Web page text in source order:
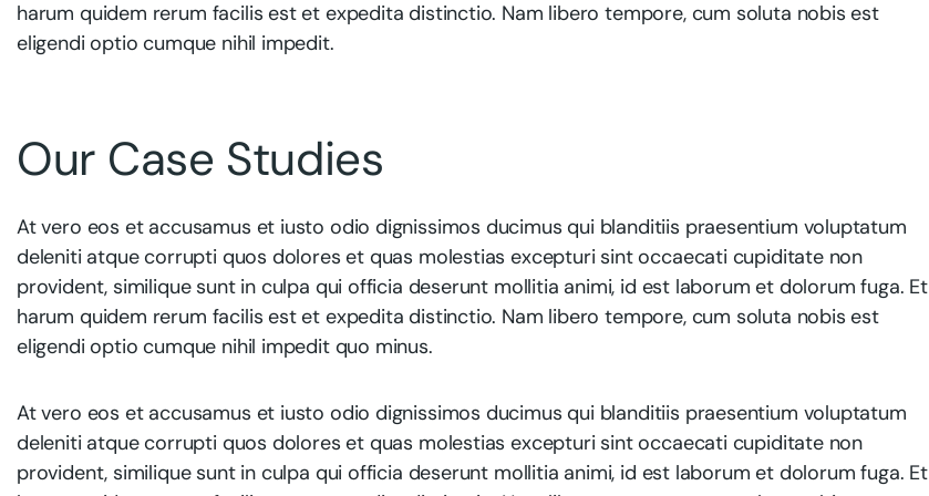
harum quidem rerum facilis est et expedita distinctio. Nam libero tempore, cum soluta nobis est
eligendi optio cumque nihil impedit.
Our Case Studies
At vero eos et accusamus et iusto odio dignissimos ducimus qui blanditiis praesentium voluptatum
deleniti atque corrupti quos dolores et quas molestias excepturi sint occaecati cupiditate non
provident, similique sunt in culpa qui officia deserunt mollitia animi, id est laborum et dolorum fuga. Et
harum quidem rerum facilis est et expedita distinctio. Nam libero tempore, cum soluta nobis est
eligendi optio cumque nihil impedit quo minus.
At vero eos et accusamus et iusto odio dignissimos ducimus qui blanditiis praesentium voluptatum
deleniti atque corrupti quos dolores et quas molestias excepturi sint occaecati cupiditate non
provident, similique sunt in culpa qui officia deserunt mollitia animi, id est laborum et dolorum fuga. Et